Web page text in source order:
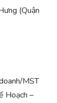
(Quận
MST
Hoạch –